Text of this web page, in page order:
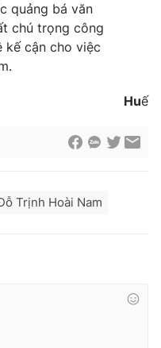
quảng bá văn
chú trọng công
kế cận cho việc
Huế
Trịnh Hoài Nam